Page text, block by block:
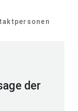
der